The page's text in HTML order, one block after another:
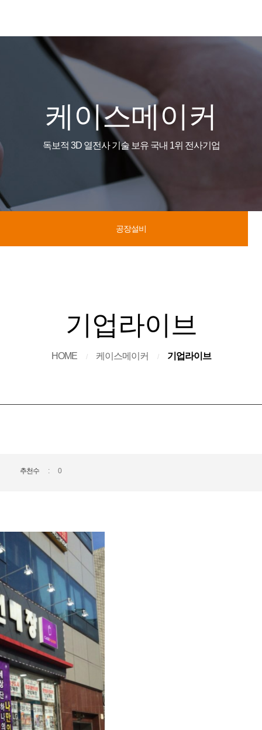
케이스메이커
독보적 3D 열전사 기술 보유 국내 1위 전사기업
공장설비
기업라이브
HOME / 케이스메이커 / 기업라이브
추천수 0